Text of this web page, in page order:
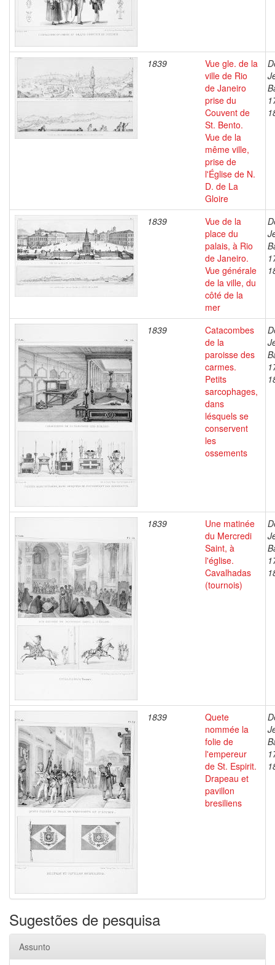
1839
Vue gle. de la
ville de Rio
de Janeiro
prise du
Couvent de
St. Bento.
Vue de la
même ville,
prise de
l'Église de N.
D. de La
Gloire
1839
Vue de la
place du
palais, à Rio
de Janeiro.
Vue générale
de la ville, du
côté de la
mer
1839
Catacombes
de la
paroisse des
carmes.
Petits
sarcophages,
dans
lésquels se
conservent
les
ossements
1839
Une matinée
du Mercredi
Saint, à
l'église.
Cavalhadas
(tournois)
1839
Quete
nommée la
folie de
l'empereur
de St. Espirit.
Drapeau et
pavillon
bresiliens
Sugestões de pesquisa
Assunto